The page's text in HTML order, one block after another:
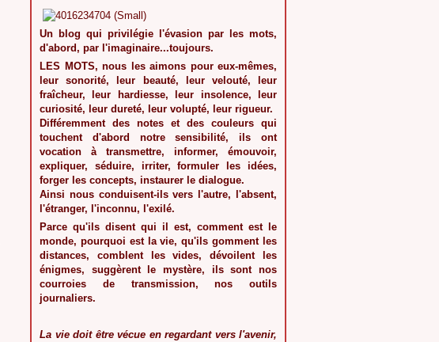
Un blog qui privilégie l'évasion par les mots,
d'abord, par l'imaginaire...toujours.
LES MOTS, nous les aimons pour eux-mêmes,
leur sonorité, leur beauté, leur velouté, leur
fraîcheur, leur hardiesse, leur insolence, leur
curiosité, leur dureté, leur volupté, leur rigueur.
Différemment des notes et des couleurs qui
touchent d'abord notre sensibilité, ils ont
vocation à transmettre, informer, émouvoir,
expliquer, séduire, irriter, formuler les idées,
forger les concepts, instaurer le dialogue.
Ainsi nous conduisent-ils vers l'autre, l'absent,
l'étranger, l'inconnu, l'exilé.
Parce qu'ils disent qui il est, comment est le
monde, pourquoi est la vie, qu'ils gomment les
distances, comblent les vides, dévoilent les
énigmes, suggèrent le mystère, ils sont nos
courroies de transmission, nos outils
journaliers.
La vie doit être vécue en regardant vers l'avenir,